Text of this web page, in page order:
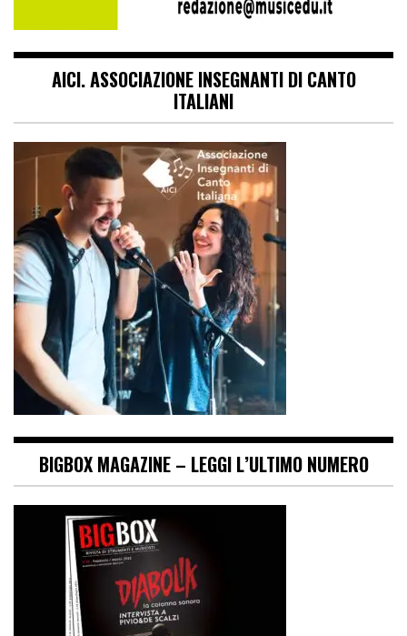
AICI. ASSOCIAZIONE INSEGNANTI DI CANTO
ITALIANI
BIGBOX MAGAZINE – LEGGI L’ULTIMO NUMERO